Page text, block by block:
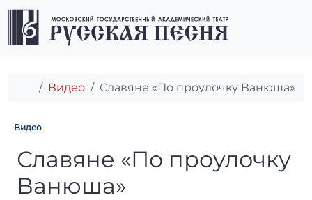
Перейти к содержимому
Перейти к футеру
Главная
Видео Славяне «По проулочку Ванюша»
Видео
Славяне «По проулочку
Славяне «По проулочку
Ванюша»